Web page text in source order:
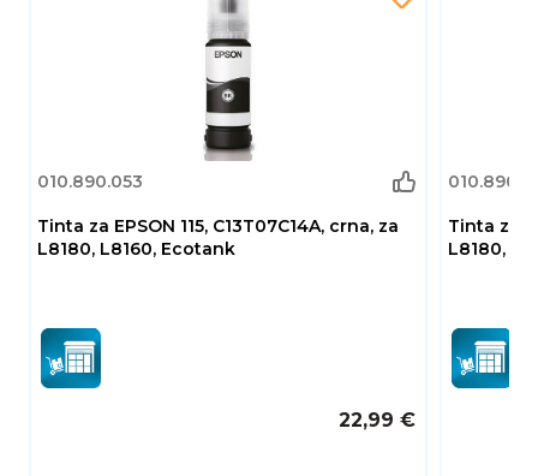
010.890.053
Tinta za EPSON 115, C13T07C14A, crna, za
L8180, L8160, Ecotank
22,99 €
Tinta za
L8180,